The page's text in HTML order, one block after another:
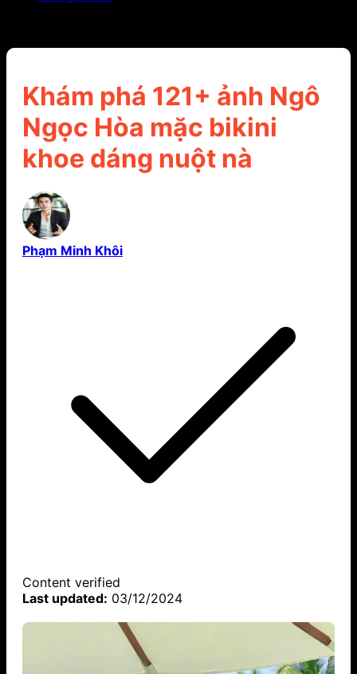
Khám phá 121+ ảnh Ngô
Ngọc Hòa mặc bikini
khoe dáng nuột nà
Phạm Minh Khôi
Content verified
Last updated: 03/12/2024